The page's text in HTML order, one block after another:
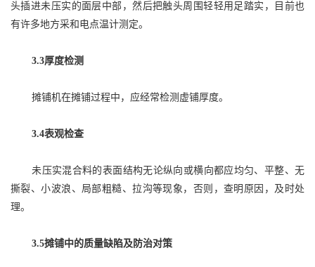
头插进未压实的面层中部，然后把触头周围轻轻用足踏实，目前也
有许多地方采和电点温计测定。
3.3厚度检测
摊铺机在摊铺过程中，应经常检测虚铺厚度。
3.4表观检查
未压实混合料的表面结构无论纵向或横向都应均匀、平整、无
撕裂、小波浪、局部粗糙、拉沟等现象，否则，查明原因，及时处
理。
3.5摊铺中的质量缺陷及防治对策